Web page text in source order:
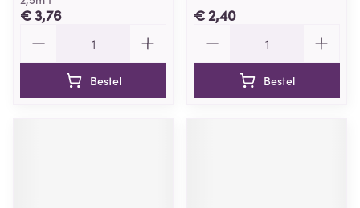
€ 3,76
Bestel
€ 2,40
Bestel